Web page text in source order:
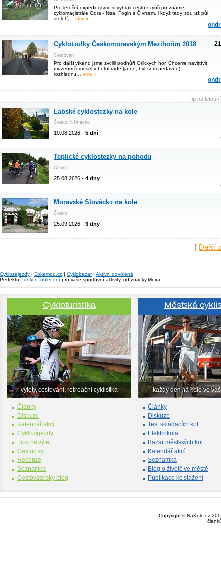
Pro letošní expedici jsme si vybrali cestu k moři po známé
cyklomagistrále Odra - Nisa. Fogin s Čívrsem, i když tady jsou už půl
století,… více »
Cyklotoulky Českomoravským Mezihořím 2018
Cestování
Pro další víkend jsme zvolili podhůří Orlických hor. Chceme navštívit
muzeum řemesel v Letohradě (já ne, byl jsem nedávno),
rozhlednu… více »
Tip na
Labské cyklostezky na kole
Česko, Německo
19.08.2026 - 5 dní
Teplické cyklostezky na pohodu
Česko
25.08.2026 - 4 dny
Moravské Slovácko na kole
Česko
25.09.2026 - 3 dny
[ Další
Cyklozájezdy | Dokempu.cz | Cyklobazar| Aktivni dovolená
Perfektní funkční oblečení pro vaše sportovní aktivity, od značky Moira.
Cykloturistika
výlety, cestování, rekreační cyklistika
Články
Diskuze
Kalendář akcí
Cyklozájezdy
Tipy na výlet
Cestopisy
Recenze
Seznamka
Cestovatelský blog
Městská
každý den na kole ve
Články
Diskuze
Test skládacích kol
Elektrokola
Bazar městských kol
Kalendář akcí
Seznamka
Blog o životě ve městě
Publikace ke stažení
Copyright © NaKole.cz